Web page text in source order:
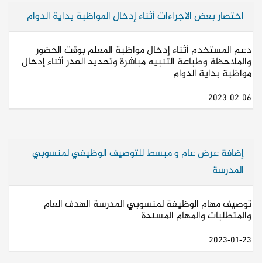
اختصار بعض الاجراءات أثناء إدخال المواظبة بداية الدوام
دعم المستخدم أثناء إدخال مواظبة المعلم بوقت الحضور
والملاحظة وطباعة التنبيه مباشرة وتحديد العذر أثناء إدخال
مواظبة بداية الدوام
2023-02-06
إضافة عرض عام و مبسط للتوصيف الوظيفي لمنسوبي
المدرسة
توصيف مهام الوظيفة لمنسوبي المدرسة الهدف العام
والمتطلبات والمهام المسندة
2023-01-23